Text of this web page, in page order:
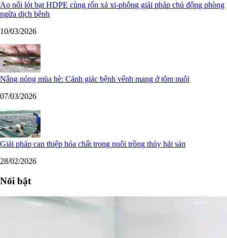
Ao nổi lót bạt HDPE cùng rốn xả xi-phông giải pháp chủ động phòng
ngừa dịch bệnh
10/03/2026
Nắng nóng mùa hè: Cảnh giác bệnh vểnh mang ở tôm nuôi
07/03/2026
Giải pháp can thiệp hóa chất trong nuôi trồng thủy hải sản
28/02/2026
Nổi bật